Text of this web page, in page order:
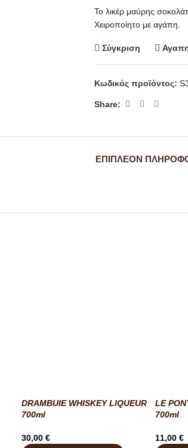
Το λικέρ μαύρης
Χειροποίητο με αγάπη.
Σύγκριση
Κωδικός προϊόντος:
Share:
ΕΠΙΠΛΈΟΝ
DRAMBUIE WHISKEY LIQUEUR
700ml
30,00 €
LE
700ml
11,00 €